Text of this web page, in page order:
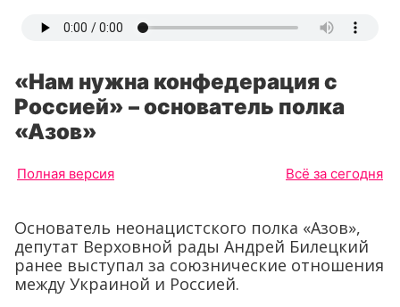
«Нам нужна конфедерация с
Россией» – основатель полка
«Азов»
Полная версия Всё за сегодня
Основатель неонацистского полка «Азов»,
депутат Верховной рады Андрей Билецкий
ранее выступал за союзнические отношения
между Украиной и Россией.